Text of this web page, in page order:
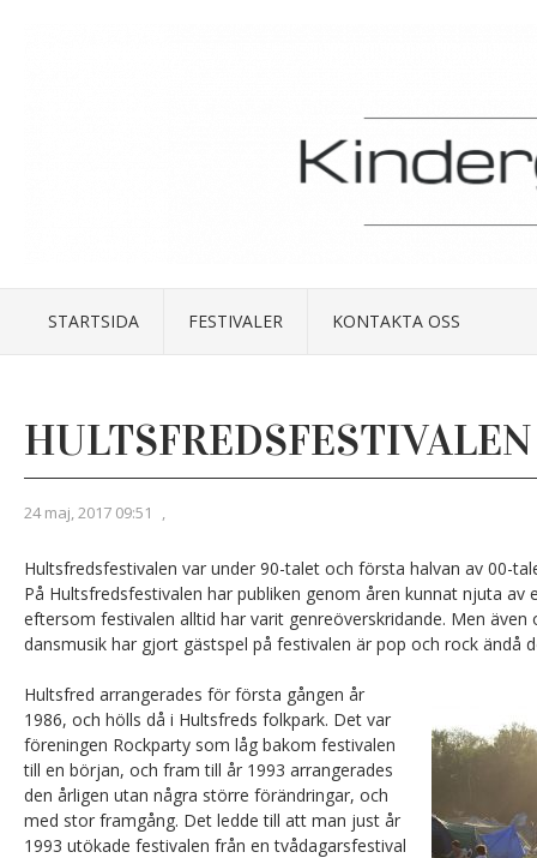
STARTSIDA FESTIVALER KONTAKTA OSS
HULTSFREDSFESTIVALEN
24 maj, 2017 09:51 ,
Hultsfredsfestivalen var under 90-talet och första halvan av 00-
På Hultsfredsfestivalen har publiken genom åren kunnat njuta av
eftersom festivalen alltid har varit genreöverskridande. Men
dansmusik har gjort gästspel på festivalen är pop och rock ändå
Hultsfred arrangerades för första gången år
1986, och hölls då i Hultsfreds folkpark. Det var
föreningen Rockparty som låg bakom festivalen
till en början, och fram till år 1993 arrangerades
den årligen utan några större förändringar, och
med stor framgång. Det ledde till att man just år
1993 utökade festivalen från en tvådagarsfestival